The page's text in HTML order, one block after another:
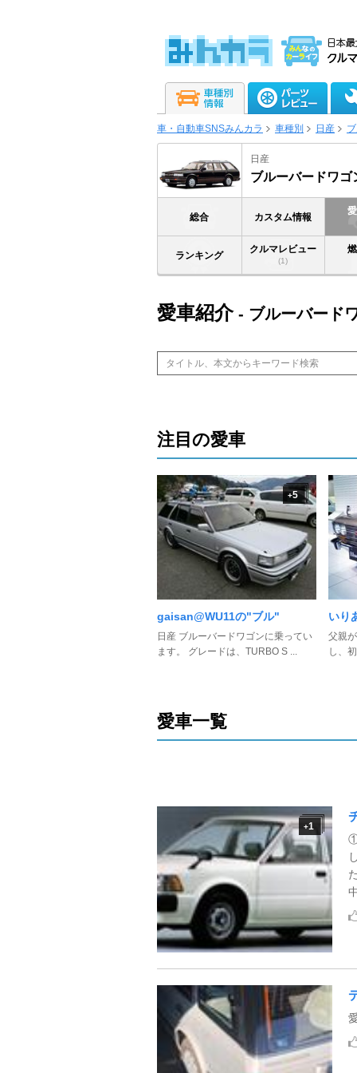
車・自動車SNSみんカラ 車種別 日産
日産
ブルーバードワゴ
総合 カスタム情報
ランキング
クルマレビュー
(1)
愛車紹介- ブルーバード
注目の愛車
+5
gaisan@WU11の"ブル"
日産 ブルーバードワゴンに乗ってい
ます。 グレードは、TURBO S ...
いり
父親
し、
愛車一覧
+1